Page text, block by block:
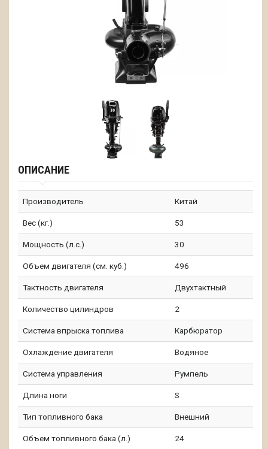
ОПИСАНИЕ
Производитель Китай
Вес (кг.) 53
Мощность (л.с.) 30
Объем двигателя (см. куб.) 496
Тактность двигателя Двухтактный
Количество цилиндров 2
Система впрыска топлива Карбюратор
Охлаждение двигателя Водяное
Система управления Румпель
Длина ноги S
Тип топливного бака Внешний
Объем топливного бака (л.) 24